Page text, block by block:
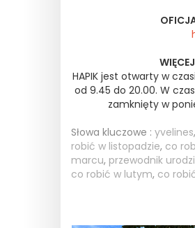
HAPIK jest otwarty w
od 9.45 do 20.00. W
zamknięty w
Słowa kluczowe : yvelines,
robić w listopadzie, co
marcu, przewodnik
co robić w lutym, co